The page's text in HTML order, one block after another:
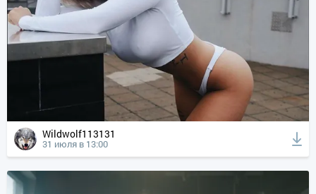
Wildwolf113131
31 июля в 13:00